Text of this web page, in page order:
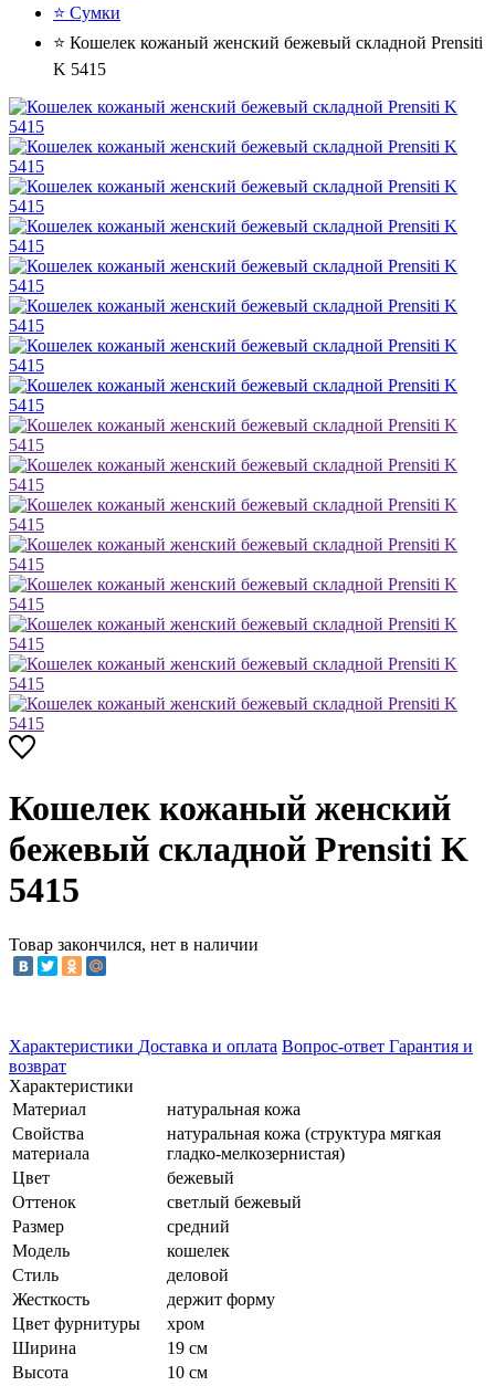
⭐ Сумки
⭐ Кошелек кожаный женский бежевый складной Prensiti
K 5415
Кошелек кожаный женский
бежевый складной Prensiti K
5415
Товар закончился, нет в наличии
Характеристики Доставка и оплата Вопрос-ответ Гарантия и
возврат
Характеристики
Материал
натуральная кожа
Свойства
материала
натуральная кожа (структура мягкая
гладко-мелкозернистая)
Цвет
бежевый
Оттенок
светлый бежевый
Размер
средний
Модель
кошелек
Стиль
деловой
Жесткость
держит форму
Цвет фурнитуры
хром
Ширина
19 см
Высота
10 см